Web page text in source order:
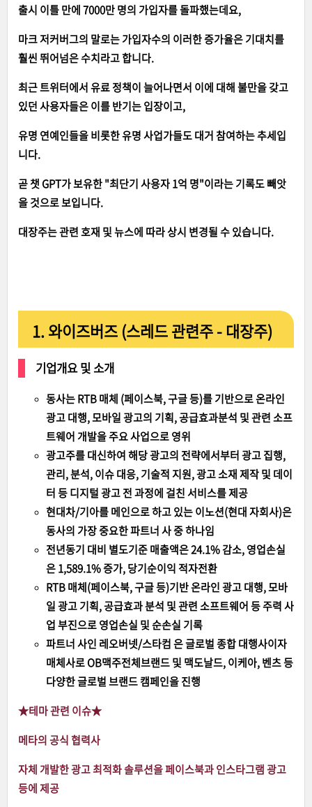
출시 이틀 만에 7000만 명의 가입자를 돌파했는데요,
마크 저커버그의 말로는 가입자수의 이러한 증가율은 기대치를
훨씬 뛰어넘은 수치라고 합니다.
최근 트위터에서 유료 정책이 늘어나면서 이에 대해 불만을 갖고
있던 사용자들은 이를 반기는 입장이고,
유명 연예인들을 비롯한 유명 사업가들도 대거 참여하는 추세입
니다.
곧 챗 GPT가 보유한 "최단기 사용자 1억 명"이라는 기록도 빼앗
을 것으로 보입니다.
대장주는 관련 호재 및 뉴스에 따라 상시 변경될 수 있습니다.
1. 와이즈버즈 (스레드 관련주 - 대장주)
기업개요 및 소개
동사는 RTB 매체 (페이스북, 구글 등)를 기반으로 온라인
광고 대행, 모바일 광고의 기획, 공급효과분석 및 관련 소프
트웨어 개발을 주요 사업으로 영위
광고주를 대신하여 해당 광고의 전략에서부터 광고 집행,
관리, 분석, 이슈 대응, 기술적 지원, 광고 소재 제작 및 데이
터 등 디지털 광고 전 과정에 걸친 서비스를 제공
현대차/기아를 메인으로 하고 있는 이노션(현대 자회사)은
동사의 가장 중요한 파트너 사 중 하나임
전년동기 대비 별도기준 매출액은 24.1% 감소, 영업손실
은 1,589.1% 증가, 당기순이익 적자전환
RTB 매체(페이스북, 구글 등)기반 온라인 광고 대행, 모바
일 광고 기획, 공급효과 분석 및 관련 소프트웨어 등 주력 사
업 부진으로 영업손실 및 순손실 기록
파트너 사인 레오버넷/스타컴 은 글로벌 종합 대행사이자
매체사로 OB맥주전체브랜드 및 맥도날드, 이케아, 벤츠 등
다양한 글로벌 브랜드 캠페인을 진행
★테마 관련 이슈★
메타의 공식 협력사
자체 개발한 광고 최적화 솔루션을 페이스북과 인스타그램 광고
등에 제공